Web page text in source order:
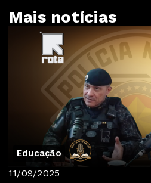
Mais notícias
Educação
11/09/2025